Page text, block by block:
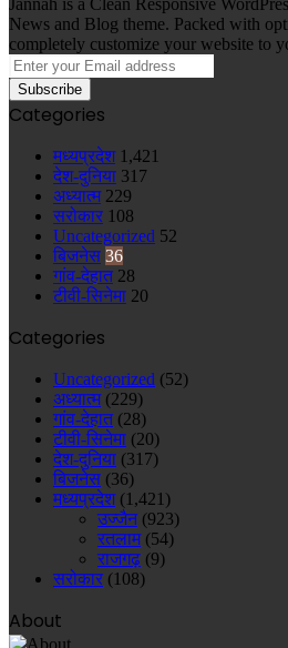
Jannah is a Clean Responsive
News and Blog theme. Packed with
completely customize your website to
Enter
your
Email
address
Categories
मध्यप्रदेश 1,421
देश-दुनिया 317
अध्यात्म 229
सरोकार 108
Uncategorized 52
बिजनेस 36
गांव-देहात 28
टीवी-सिनेमा 20
Categories
Uncategorized (52)
अध्यात्म(229)
गांव-देहात(28)
टीवी-सिनेमा (20)
देश-दुनिया (317)
बिजनेस (36)
मध्यप्रदेश(1,421)
उज्जैन(923)
रतलाम(54)
राजगढ़ (9)
सरोकार (108)
About